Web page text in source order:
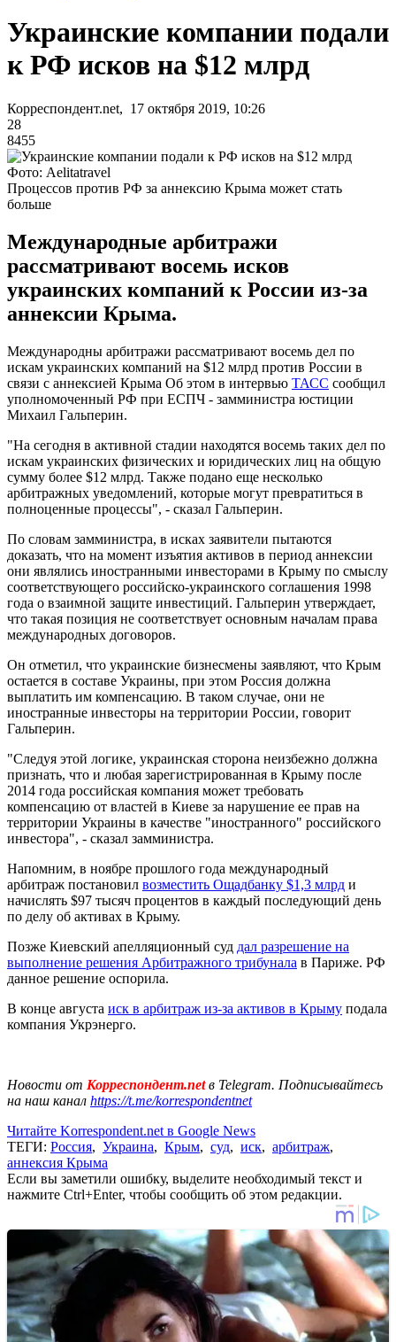
Украинские компании подали
к РФ исков на $12 млрд
Корреспондент.net, 17 октября 2019, 10:26
28
8455
Фото: Aelitatravel
Процессов против РФ за аннексию Крыма может стать
больше
Международные арбитражи
рассматривают восемь исков
украинских компаний к России из-за
аннексии Крыма.
Международны арбитражи рассматривают восемь дел по
искам украинских компаний на $12 млрд против России в
связи с аннексией Крыма Об этом в интервью ТАСС сообщил
уполномоченный РФ при ЕСПЧ - замминистра юстиции
Михаил Гальперин.
"На сегодня в активной стадии находятся восемь таких дел по
искам украинских физических и юридических лиц на общую
сумму более $12 млрд. Также подано еще несколько
арбитражных уведомлений, которые могут превратиться в
полноценные процессы", - сказал Гальперин.
По словам замминистра, в исках заявители пытаются
доказать, что на момент изъятия активов в период аннексии
они являлись иностранными инвесторами в Крыму по смыслу
соответствующего российско-украинского соглашения 1998
года о взаимной защите инвестиций. Гальперин утверждает,
что такая позиция не соответствует основным началам права
международных договоров.
Он отметил, что украинские бизнесмены заявляют, что Крым
остается в составе Украины, при этом Россия должна
выплатить им компенсацию. В таком случае, они не
иностранные инвесторы на территории России, говорит
Гальперин.
"Следуя этой логике, украинская сторона неизбежно должна
признать, что и любая зарегистрированная в Крыму после
2014 года российская компания может требовать
компенсацию от властей в Киеве за нарушение ее прав на
территории Украины в качестве "иностранного" российского
инвестора", - сказал замминистра.
Напомним, в ноябре прошлого года международный
арбитраж постановил возместить Ощадбанку $1,3 млрд и
начислять $97 тысяч процентов в каждый последующий день
по делу об активах в Крыму.
Позже Киевский апелляционный суд дал разрешение на
выполнение решения Арбитражного трибунала в Париже. РФ
данное решение оспорила.
В конце августа иск в арбитраж из-за активов в Крыму подала
компания Укрэнерго.
Новости от Корреспондент.netв Telegram. Подписывайтесь
на наш канал https://t.me/korrespondentnet
Читайте Korrespondent.net в Google News
ТЕГИ: Россия, Украина, Крым, суд, иск, арбитраж,
аннексия Крыма
Если вы заметили ошибку, выделите необходимый текст и
нажмите Ctrl+Enter, чтобы сообщить об этом редакции.